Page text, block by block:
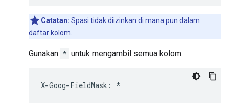
Catatan: Spasi tidak diizinkan di mana pun dalam
daftar kolom.
Gunakan * untuk mengambil semua kolom.
X-Goog-FieldMask : *